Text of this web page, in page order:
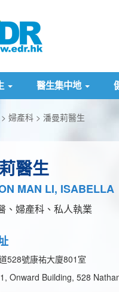
醫生集中地
婦產科 潘曼莉醫生
醫生
MAN LI, ISABELLA
、婦產科、私人執業
528號康祐大廈801室
Onward Building, 528